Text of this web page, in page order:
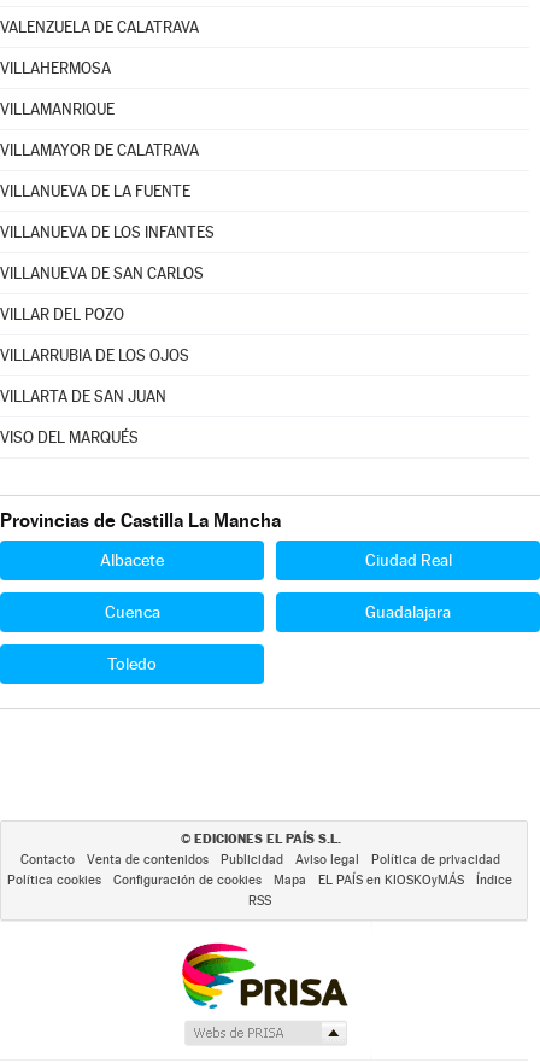
VALENZUELA DE CALATRAVA
VILLAHERMOSA
VILLAMANRIQUE
VILLAMAYOR DE CALATRAVA
VILLANUEVA DE LA FUENTE
VILLANUEVA DE LOS INFANTES
VILLANUEVA DE SAN CARLOS
VILLAR DEL POZO
VILLARRUBIA DE LOS OJOS
VILLARTA DE SAN JUAN
VISO DEL MARQUÉS
Provincias de Castilla La Mancha
Albacete Ciudad Real
Cuenca Guadalajara
Toledo
© EDICIONES EL PAÍS S.L.
Contacto Venta de contenidos Publicidad Aviso legal
Política de privacidad
Política cookies
Configuración de cookies Mapa EL PAÍS en KIOSKOyMÁS
Índice
RSS